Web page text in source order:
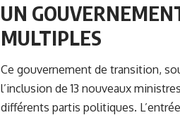
UN
MULTIPLES
Ce gouvernement de transition,
l’inclusion de 13 nouveaux
différents partis politiques.